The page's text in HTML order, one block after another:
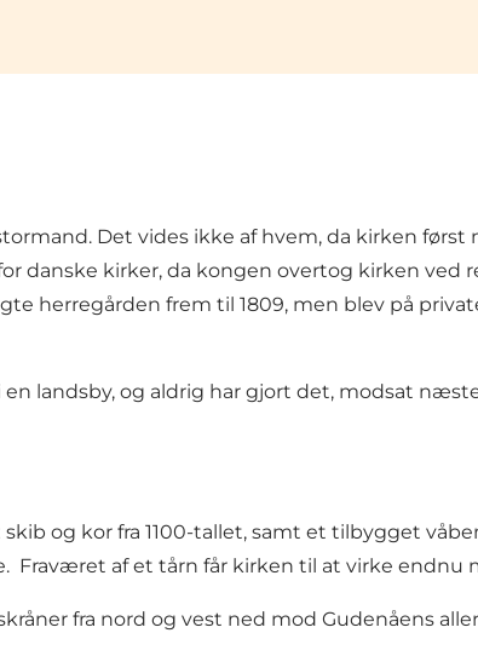
Det vides ikke af hvem, da kirken
danske kirker, da kongen overtog kirken ved
herregården frem til 1809, men blev på
landsby, og aldrig har gjort det, modsat
og kor fra 1100-tallet, samt et tilbygget
af et tårn får kirken til at virke endnu
fra nord og vest ned mod Gudenåens